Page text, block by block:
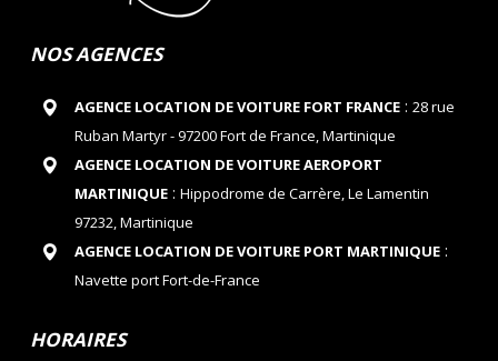
NOS AGENCES
AGENCE LOCATION DE VOITURE FORT FRANCE: 28 rue
Ruban Martyr - 97200 Fort de France, Martinique
AGENCE LOCATION DE VOITURE AEROPORT
MARTINIQUE: Hippodrome de Carrère, Le Lamentin
97232, Martinique
AGENCE LOCATION DE VOITURE PORT MARTINIQUE:
Navette port Fort-de-France
HORAIRES